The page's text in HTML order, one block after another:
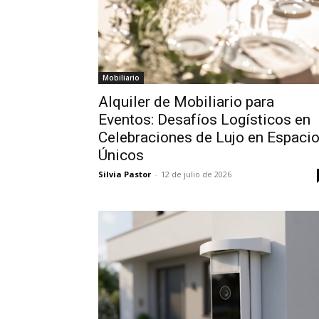
Mobiliario
Alquiler de Mobiliario para
Eventos: Desafíos Logísticos en
Celebraciones de Lujo en
Únicos
Silvia Pastor - 12 de julio de 2026